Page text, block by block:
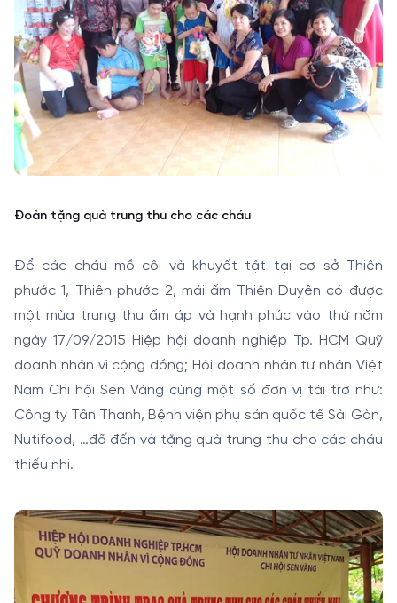
Đoàn tặng quà trung thu cho các cháu
Để các cháu mồ côi và khuyết tật tại cơ sở Thiên
phước 1, Thiên phước 2, mái ấm Thiện Duyên có được
một mùa trung thu ấm áp và hạnh phúc vào thứ năm
ngày 17/09/2015 Hiệp hội doanh nghiệp Tp. HCM Quỹ
doanh nhân vì cộng đồng; Hội doanh nhân tư nhân Việt
Nam Chi hội Sen Vàng cùng một số đơn vị tài trợ như:
Công ty Tân Thanh, Bệnh viện phụ sản quốc tế Sài Gòn,
Nutifood, …đã đến và tặng quà trung thu cho các cháu
thiếu nhi.